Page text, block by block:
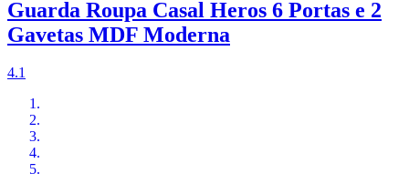
Guarda Roupa Casal Heros 6 Portas e 2
Gavetas MDF Moderna
4.1